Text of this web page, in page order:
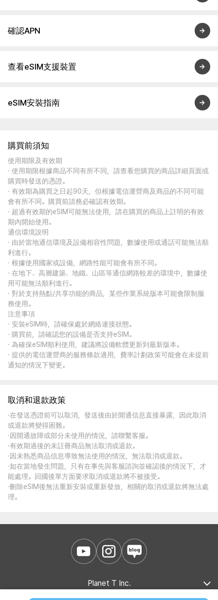
確認APN
查看eSIM支援裝置
eSIM安裝指南
購買前須知
使用期限及有效期
· 使用期限根據商品不同有所不同，請查看您購買的商品詳細頁面或
購買時發送的憑證。
· 有效期為購買之日起90天，但根據電信運營商及商品的不同可能
會有所不同。購買前請務必確認有效期。
· 超過有效期的eSIM可能無法使用，請在購買的商品上註明的有效
期內開始使用。
通信環境說明
· 由於當地通信環境及設備相容性問題，數據使用或通話可能無法順
利進行。
· 根據使用國家或設備，網路性能可能會有所不同。
· 在地下、高層建築、地鐵、山區等通信網路較差的環境中，數據使
用可能無法順利進行。
· 對於支持熱點/共享功能的商品，某些作業系統版本可能會限制服
務使用。
注意事項
· 安裝eSIM時，請確保處於網絡連接狀態。
· 購買前，請確認您的設備是否支持eSIM。
· 為確保eSIM順利使用，建議將設備軟體更新到最新版本。
· 提供的電信運營商的服務條款適用，費率計劃政策可能會在未提前
通知的情況下變更。
取消和退款政策
·在發送憑證前可以取消，發送後由於開通信息直接暴露，因此取消
或退款將變得困難。
·因開通故障或部分未使用的情況，請聯繫客服。
·有效期過後的未註冊商品無法取消或退款。
·因未熟悉商品信息導致無法使用的情況，無法取消或退款。
·如在當地發生問題，只有在事先與客服諮詢並確認後的情況下，才
能處理。回國後單方面要求取消或退款將不被接受。
·刪除eSIM後無法重新安裝或重新發放，相關的取消或退款將無法處
理。
Planet T Inc.